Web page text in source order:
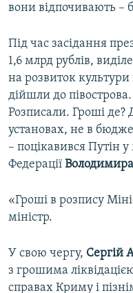
вони відпочивають –
Під час засідання
1,6 млрд рублів,
на розвиток
дійшли до
Розписали. Гроші де?
установах, не в
– поцікавився Путін у
Федерації
«Гроші в розпису
міністр.
У свою чергу, Сергій
з грошима
справах Криму і